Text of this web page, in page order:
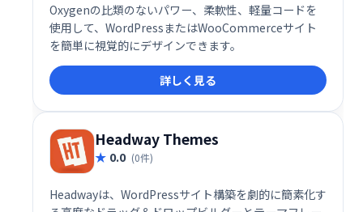
Oxygenの比類のないパワー、柔軟性、軽量コードを
使用して、WordPressまたはWooCommerceサイト
を簡単に視覚的にデザインできます。
詳しく見る
Headway Themes
0.0 (0件)
Headwayは、WordPressサイト構築を劇的に簡素化す